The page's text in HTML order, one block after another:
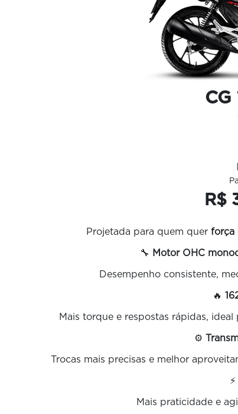
CG
R$
Projetada para quem quer força
🔧 Motor OHC
Desempenho consistente,
🔥
Mais torque e respostas rápidas,
⚙️
Trocas mais precisas e melhor
⚡
Mais praticidade e